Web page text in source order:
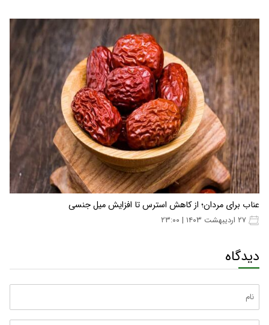
عناب برای مردان؛ از کاهش استرس تا افزایش میل جنسی
دیدگاه